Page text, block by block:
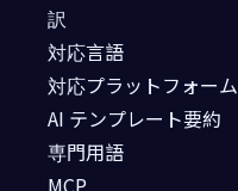
訳
対応言語
対応プラットフォーム
AI テンプレート要約
専門用語
MCP